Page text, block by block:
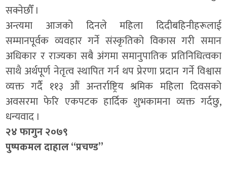
सक्नेछौँ ।
अन्त्यमा आजको दिनले महिला दिदीबहिनीहरूलाई
सम्मानपूर्वक व्यवहार गर्ने संस्कृतिको विकास गरी समान
अधिकार र राज्यका सबै अंगमा समानुपातिक प्रतिनिधित्वका
साथै अर्थपूर्ण नेतृत्व स्थापित गर्न थप प्रेरणा प्रदान गर्ने विश्वास
व्यक्त गर्दै ११३ औं अन्तर्राष्ट्रिय श्रमिक महिला दिवसको
अवसरमा फेरि एकपटक हार्दिक शुभकामना व्यक्त गर्दछु,
धन्यवाद ।
२४ फागुन २०७९
पुष्पकमल दाहाल “प्रचण्ड”